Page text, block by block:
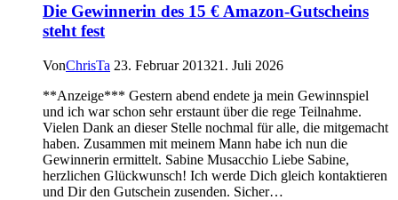
Die Gewinnerin des 15 € Amazon-Gutscheins
steht fest
VonChrisTa 23. Februar 201321. Juli 2026
**Anzeige*** Gestern abend endete ja mein Gewinnspiel
und ich war schon sehr erstaunt über die rege Teilnahme.
Vielen Dank an dieser Stelle nochmal für alle, die mitgemacht
haben. Zusammen mit meinem Mann habe ich nun die
Gewinnerin ermittelt. Sabine Musacchio Liebe Sabine,
herzlichen Glückwunsch! Ich werde Dich gleich kontaktieren
und Dir den Gutschein zusenden. Sicher…